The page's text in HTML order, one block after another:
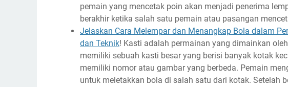
pemain yang mencetak poin akan menjadi penerima
berakhir ketika salah satu pemain atau pasangan
Jelaskan Cara Melempar dan Menangkap Bola dalam
dan Teknik! Kasti adalah permainan yang dimainkan
memiliki sebuah kasti besar yang berisi banyak kotak
memiliki nomor atau gambar yang berbeda. Pemain
untuk meletakkan bola di salah satu dari kotak. Setelah